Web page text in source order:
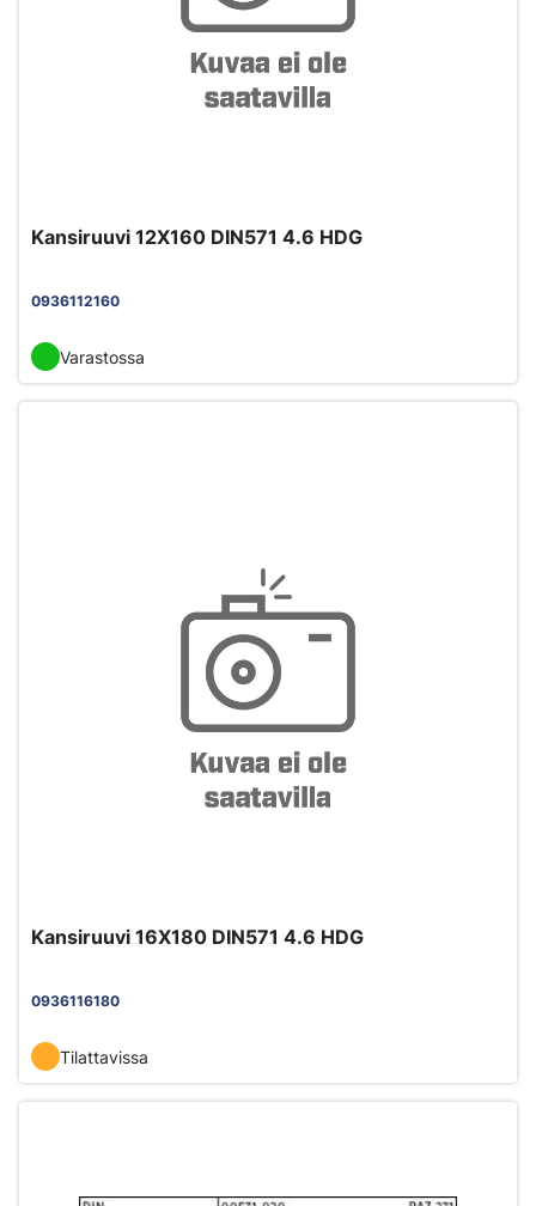
Kansiruuvi 12X160 DIN571 4.6 HDG
0936112160
Varastossa
Kansiruuvi 16X180 DIN571 4.6 HDG
0936116180
Tilattavissa